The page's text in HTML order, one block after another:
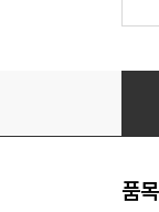
품